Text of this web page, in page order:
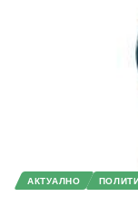
АКТУАЛНО